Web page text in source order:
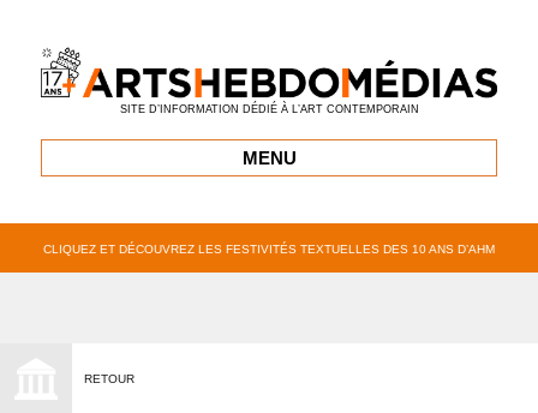
SITE D’INFORMATION DÉDIÉ À L’ART CONTEMPORAIN
MENU
CLIQUEZ ET DÉCOUVREZ LES FESTIVITÉS TEXTUELLES DES 10 ANS D’AHM
RETOUR